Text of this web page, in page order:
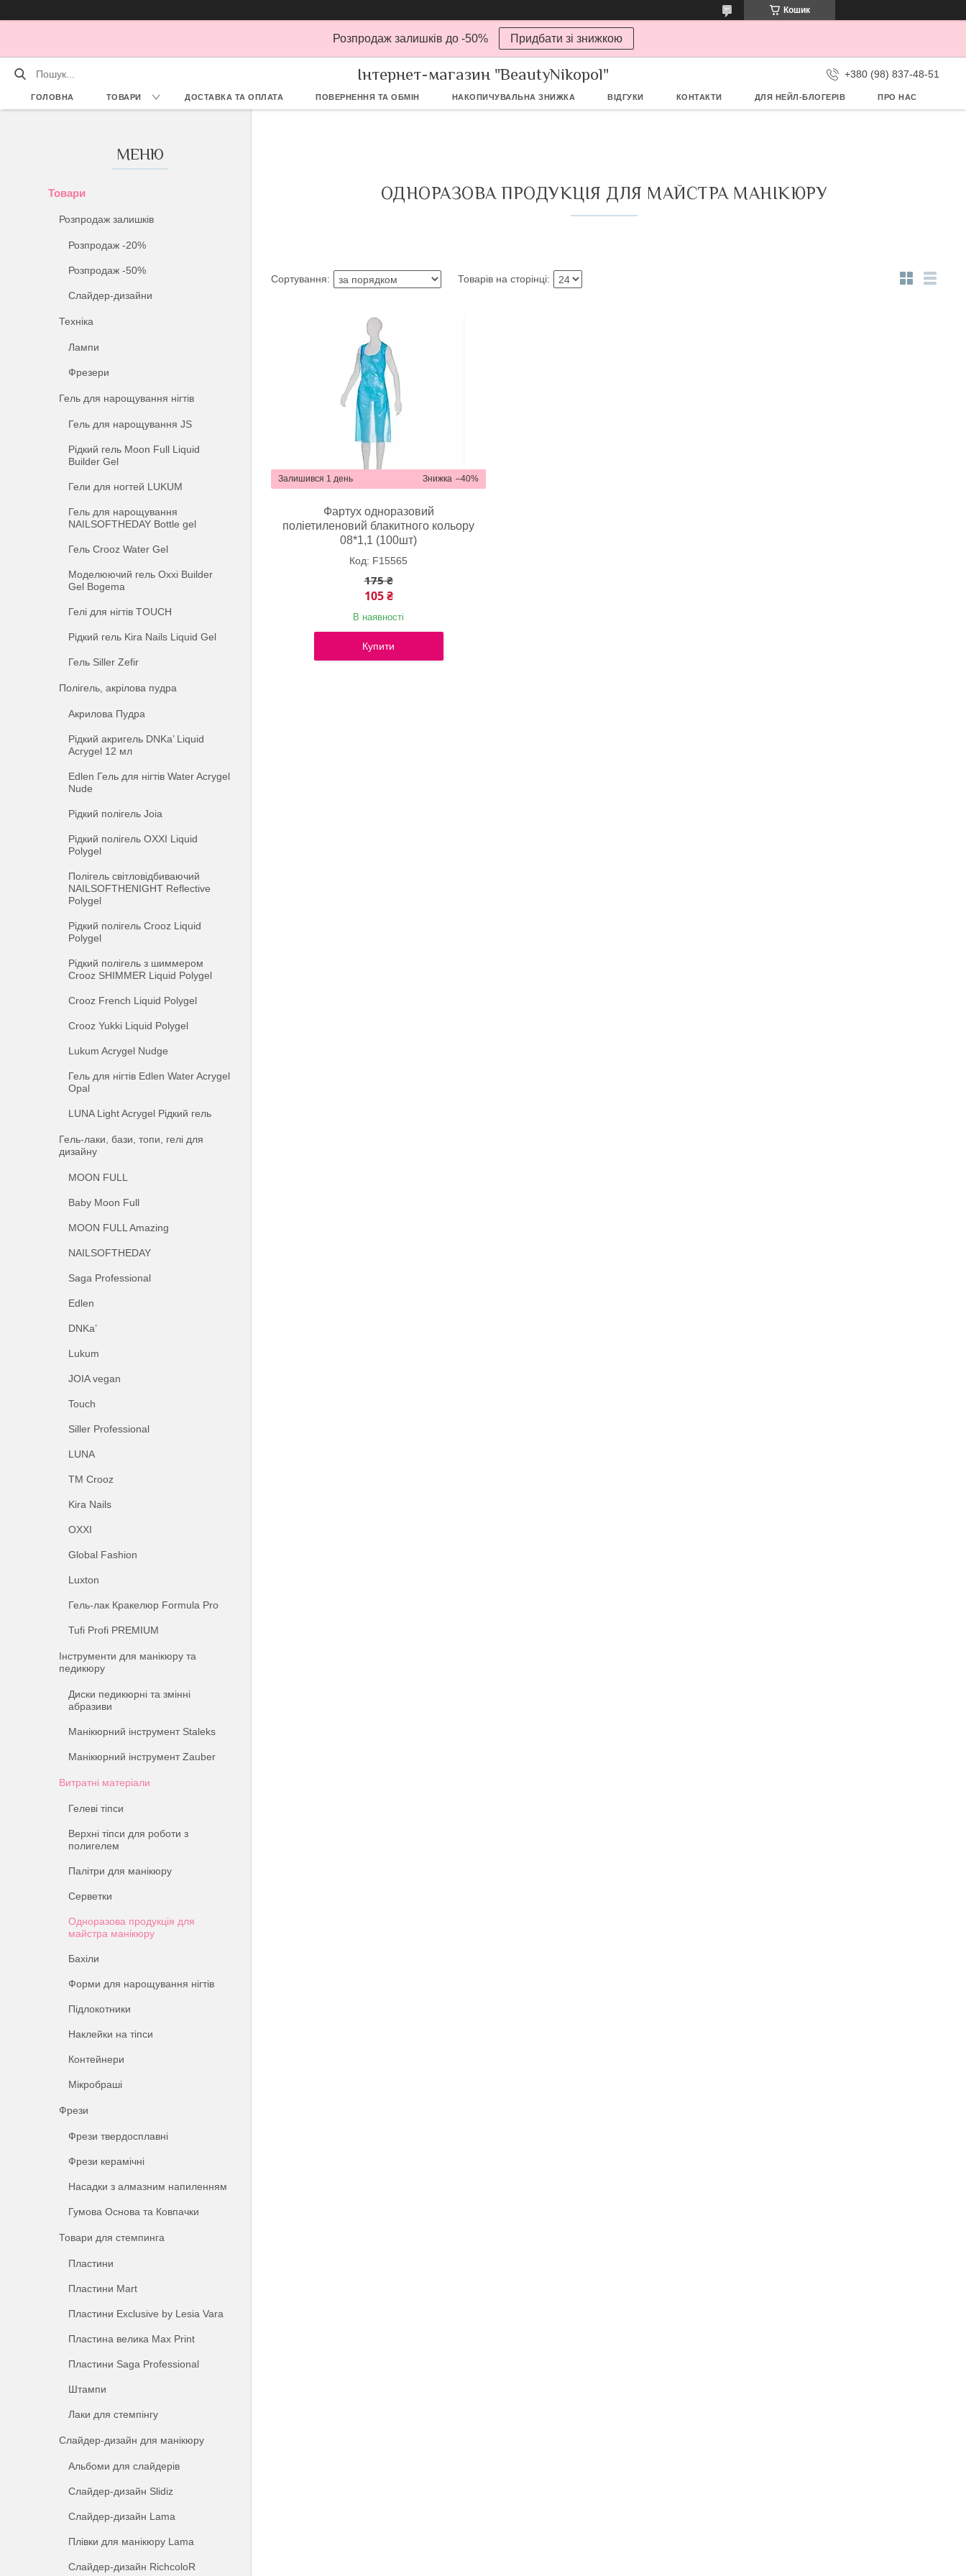
Кошик
Розпродаж залишків до -50% Придбати зі знижкою
Інтернет-магазин "BeautyNikopol" +380 (98) 837-48-51
ГОЛОВНА ТОВАРИ ДОСТАВКА ТА ОПЛАТА ПОВЕРНЕННЯ ТА ОБМІН НАКОПИЧУВАЛЬНА ЗНИЖКА ВІДГУКИ КОНТАКТИ ДЛЯ НЕЙЛ-БЛОГЕРІВ ПРО НАС
Товари
Розпродаж залишків
Розпродаж -20%
Розпродаж -50%
Слайдер-дизайни
Техніка
Лампи
Фрезери
Гель для нарощування нігтів
Гель для нарощування JS
Рідкий гель Moon Full Liquid
Builder Gel
Гели для ногтей LUKUM
Гель для нарощування
NAILSOFTHEDAY Bottle gel
Гель Crooz Water Gel
Моделюючий гель Oxxi Builder
Gel Bogema
Гелі для нігтів TOUCH
Рідкий гель Kira Nails Liquid Gel
Гель Siller Zefir
Полігель, акрілова пудра
Акрилова Пудра
Рідкий акригель DNKa’ Liquid
Acrygel 12 мл
Edlen Гель для нігтів Water Acrygel
Nude
Рідкий полігель Joia
Рідкий полігель OXXI Liquid
Polygel
Полігель світловідбиваючий
NAILSOFTHENIGHT Reflective
Polygel
Рідкий полігель Crooz Liquid
Polygel
Рідкий полігель з шиммером
Crooz SHIMMER Liquid Polygel
Crooz French Liquid Polygel
Crooz Yukki Liquid Polygel
Lukum Acrygel Nudge
Гель для нігтів Edlen Water Acrygel
Opal
LUNA Light Acrygel Рідкий гель
Гель-лаки, бази, топи, гелі для
дизайну
MOON FULL
Baby Moon Full
MOON FULL Amazing
NAILSOFTHEDAY
Saga Professional
Edlen
DNKa’
Lukum
JOIA vegan
Touch
Siller Professional
LUNA
ТМ Crooz
Kira Nails
OXXI
Global Fashion
Luxton
Гель-лак Кракелюр Formula Pro
Tufi Profi PREMIUM
Інструменти для манікюру та
педикюру
Диски педикюрні та змінні
абразиви
Манікюрний інструмент Staleks
Манікюрний інструмент Zauber
Витратні матеріали
Гелеві тіпси
Верхні тіпси для роботи з
полигелем
Палітри для манікюру
Серветки
Одноразова продукція для
майстра манікюру
Бахіли
Форми для нарощування нігтів
Підлокотники
Наклейки на тіпси
Контейнери
Мікробраші
Фрези
Фрези твердосплавні
Фрези керамічні
Насадки з алмазним напиленням
Гумова Основа та Ковпачки
Товари для стемпинга
Пластини
Пластини Mart
Пластини Exclusive by Lesia Vara
Пластина велика Max Print
Пластини Saga Professional
Штампи
Лаки для стемпінгу
Слайдер-дизайн для манікюру
Альбоми для слайдерів
Слайдер-дизайн Slidiz
Слайдер-дизайн Lama
Плівки для манікюру Lama
Слайдер-дизайн RichcoloR
ОДНОРАЗОВА ПРОДУКЦІЯ ДЛЯ МАЙСТРА МАНІКЮРУ
–40%
Залишився 1 день
Фартух одноразовий
поліетиленовий блакитного кольору
08*1,1 (100шт)
F15565
175 ₴
105 ₴
В наявності
Купити